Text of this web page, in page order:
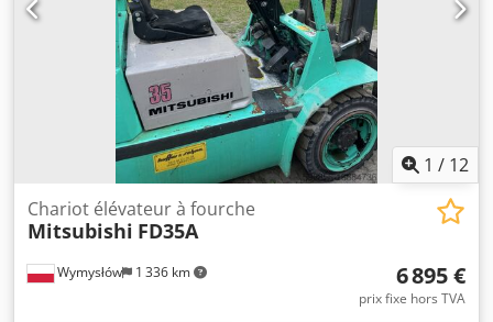
1 / 12
Wymysłów 1 336 km
Chariot élévateur à fourche
Mitsubishi FD35A
6 895 €
prix fixe hors TVA